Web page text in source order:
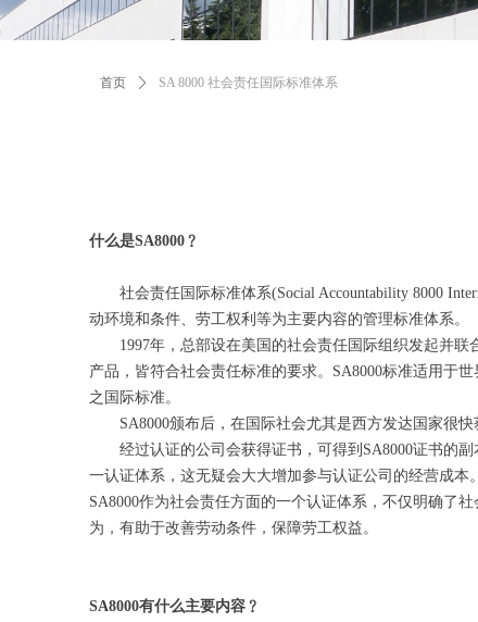
首页 ꄲ SA 8000 社会责任国际标准体系
什么是SA8000﹖
社会责任国际标准体系(Social Accountability 8000
动环境和条件、劳工权利等为主要内容的管理标准体系。
1997年，总部设在美国的社会责任国际组织发起并联
产品，皆符合社会责任标准的要求。SA8000标准适用于
之国际标准。
SA8000颁布后，在国际社会尤其是西方发达国家很快
经过认证的公司会获得证书，可得到SA8000证书的副
一认证体系，这无疑会大大增加参与认证公司的经营成本。
SA8000作为社会责任方面的一个认证体系，不仅明确了
为，有助于改善劳动条件，保障劳工权益。
SA8000有什么主要内容﹖